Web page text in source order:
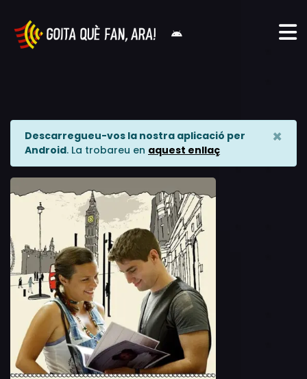
Descarregueu-vos la nostra aplicació per
Android. La trobareu en aquest enllaç
×